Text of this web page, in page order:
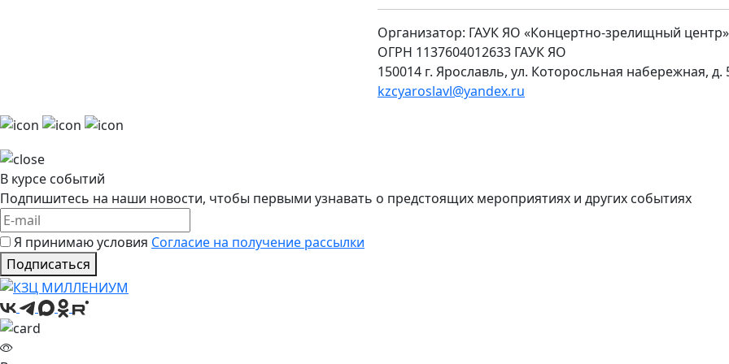
Организатор: ГАУК ЯО «Концертно-зрелищный центр»
ОГРН 1137604012633 ГАУК ЯО
150014 г. Ярославль, ул. Которосльная набережная, д.
kzcyaroslavl@yandex.ru
В курсе событий
Подпишитесь на наши новости, чтобы первыми узнавать о предстоящих мероприятиях и других событиях
Я принимаю условия Согласие на получение рассылки
Подписаться